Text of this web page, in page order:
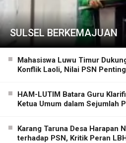
SULSEL BERKEMAJUAN
Mahasiswa Luwu Timur
Konflik Laoli, Nilai PSN
HAM-LUTIM Batara Guru
Ketua Umum dalam Sejumlah
Karang Taruna Desa Harapan
terhadap PSN, Kritik Peran